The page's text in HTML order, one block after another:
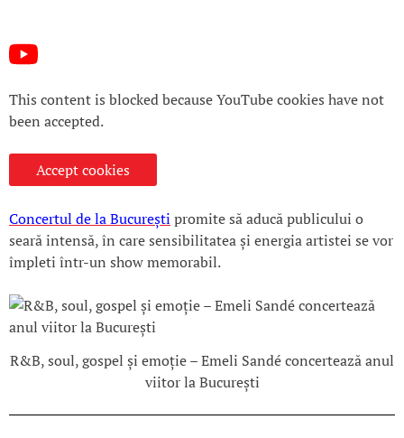
This content is blocked because YouTube cookies have not
been accepted.
Accept cookies
Concertul de la București promite să aducă publicului o
seară intensă, în care sensibilitatea și energia artistei se vor
împleti într-un show memorabil.
R&B, soul, gospel și emoție – Emeli Sandé concertează anul
viitor la București